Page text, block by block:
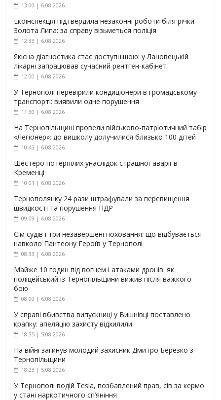
13:00 | 6.08.2026
Екоінспекція підтвердила незаконні роботи біля річки
Золота Липа: за справу візьметься поліція
12:33 | 6.08.2026
Якісна діагностика стає доступнішою: у Лановецькій
лікарні запрацював сучасний рентген-кабінет
12:00 | 6.08.2026
У Тернополі перевірили кондиціонери в громадському
транспорті: виявили одне порушення
11:30 | 6.08.2026
На Тернопільщині провели військово-патріотичний табір
«Легіонер»: до вишколу долучилися близько 100 дітей
10:43 | 6.08.2026
Шестеро потерпілих унаслідок страшної аварії в
Кременці
10:01 | 6.08.2026
Тернополянку 24 рази штрафували за перевищення
швидкості та порушення ПДР
09:09 | 6.08.2026
Сім судів і три незавершені поховання: що відбувається
навколо Пантеону Героїв у Тернополі
08:33 | 6.08.2026
Майже 10 годин під вогнем і атаками дронів: як
поліцейський із Тернопільщини вижив після важкого
бою
08:00 | 6.08.2026
У справі вбивства випускниці у Вишнівці поставлено
крапку: апеляцію захисту відхилили
18:35 | 5.08.2026
На війні загинув молодий захисник Дмитро Березко з
Тернопільщини
18:23 | 5.08.2026
У Тернополі водій Tesla, позбавлений прав, сів за кермо
у стані наркотичного сп’яніння